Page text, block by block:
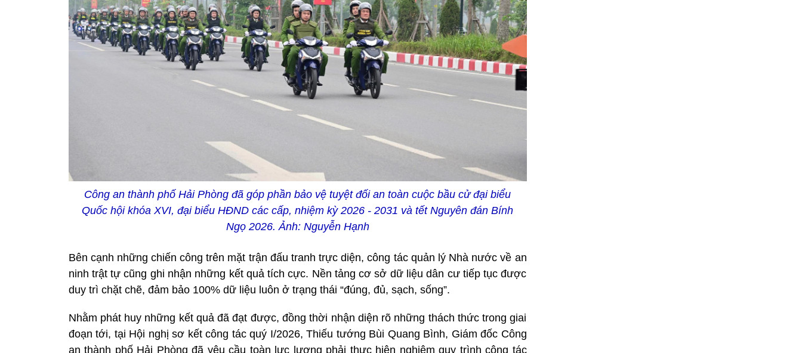
Công an thành phố Hải Phòng đã góp phần bảo vệ tuyệt đối an toàn cuộc bầu cử đại biểu
Quốc hội khóa XVI, đại biểu HĐND các cấp, nhiệm kỳ 2026 - 2031 và tết Nguyên đán Bính
Ngọ 2026. Ảnh: Nguyễn Hạnh
Bên cạnh những chiến công trên mặt trận đấu tranh trực diện, công tác quản lý Nhà nước về an
ninh trật tự cũng ghi nhận những kết quả tích cực. Nền tảng cơ sở dữ liệu dân cư tiếp tục được
duy trì chặt chẽ, đảm bảo 100% dữ liệu luôn ở trạng thái “đúng, đủ, sạch, sống”.
Nhằm phát huy những kết quả đã đạt được, đồng thời nhận diện rõ những thách thức trong giai
đoạn tới, tại Hội nghị sơ kết công tác quý I/2026, Thiếu tướng Bùi Quang Bình, Giám đốc Công
an thành phố Hải Phòng đã yêu cầu toàn lực lượng phải thực hiện nghiêm quy trình công tác